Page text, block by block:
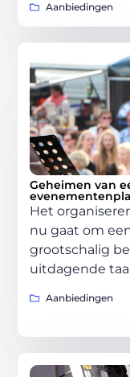
Aanbiedingen
Geheimen van
Het
nu gaat om
grootschalig
uitdagende
Aanbiedingen